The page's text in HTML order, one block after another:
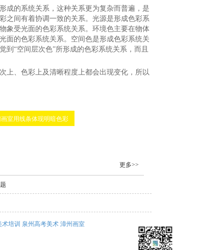
的系统关系，这种关系更为复杂而普遍，是
之间有着协调一致的关系。光源是形成色彩系
象受光面的色彩系统关系。环境色主要在物体
面的色彩系统关系。空间色是形成色彩系统关
“空间层次色”所形成的色彩系统关系，而且
、色彩上及清晰程度上都会出现变化，所以
室用线条体现明暗色彩
更多>>
培训 泉州高考美术 漳州画室